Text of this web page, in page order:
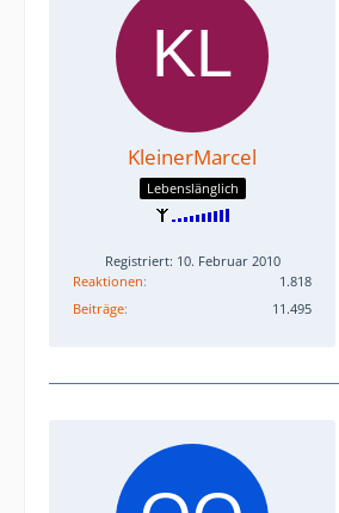
KleinerMarcel
Lebenslänglich
Registriert: 10. Februar 2010
Reaktionen
1.818
Beiträge
11.495